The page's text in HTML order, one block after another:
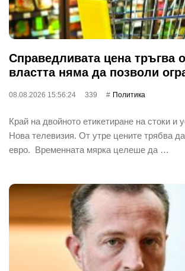
Справедливата цена тръгва
властта няма да позволи
08.08.2026 15:56:24 339 Политика
Край на двойното етикетиране на стоки и
Нова телевизия. От утре цените трябва
евро. Временната мярка целеше да …